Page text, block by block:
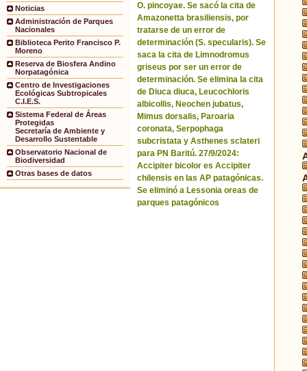
Noticias
Administración de Parques
Nacionales
Biblioteca Perito Francisco P.
Moreno
Reserva de Biosfera Andino
Norpatagónica
Centro de Investigaciones
Ecológicas Subtropicales
C.I.E.S.
Sistema Federal de Áreas
Protegidas
Secretaría de Ambiente y
Desarrollo Sustentable
Observatorio Nacional de
Biodiversidad
Otras bases de datos
O. pincoyae. Se sacó la cita de
Amazonetta brasiliensis, por
tratarse de un error de
determinación (S. specularis). Se
saca la cita de Limnodromus
griseus por ser un error de
determinación. Se elimina la cita
de Diuca diuca, Leucochloris
albicollis, Neochen jubatus,
Mimus dorsalis, Paroaria
coronata, Serpophaga
subcristata y Asthenes sclateri
para PN Baritú. 27/9/2024:
Accipiter bicolor es Accipiter
chilensis en las AP patagónicas.
Se eliminó a Lessonia oreas de
parques patagónicos